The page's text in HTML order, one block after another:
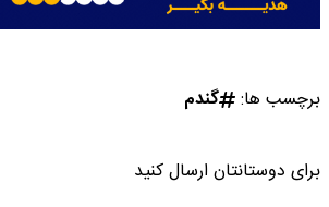
برچسب ها: گندم
برای دوستانتان ارسال کنید